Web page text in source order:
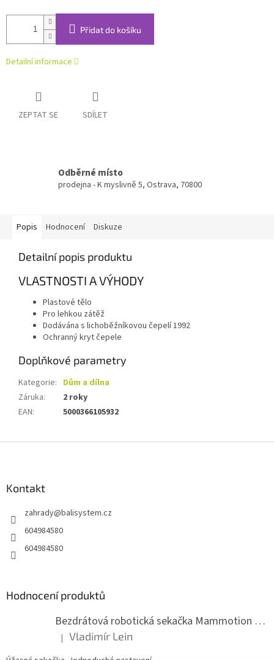
Přidat do košíku
Detailní informace
ZEPTAT SE SDÍLET
Odběrné místo
prodejna - K myslivně 5, Ostrava, 70800
Popis Hodnocení Diskuze
Detailní popis produktu
VLASTNOSTI A VÝHODY
Plastové tělo
Pro lehkou zátěž
Dodávána s lichoběžníkovou čepelí 1992
Ochranný kryt čepele
Doplňkové parametry
Kategorie: Dům a dílna
Záruka:
2 roky
EAN: 5000366105932
Kontakt
zahrady@balisystem.cz
604984580
604984580
Hodnocení produktů
Bezdrátová robotická sekačka Mammotion LUBA mini 2 1500
Hodnocení produktu je 5 z 5 hvězdiček.
| Vladimír Lein